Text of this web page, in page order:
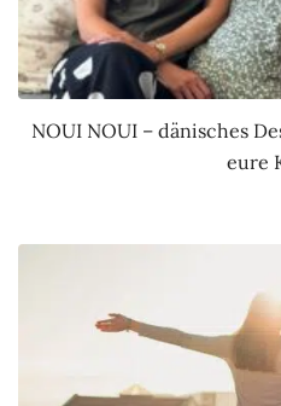
NOUI NOUI – dänisches
eure